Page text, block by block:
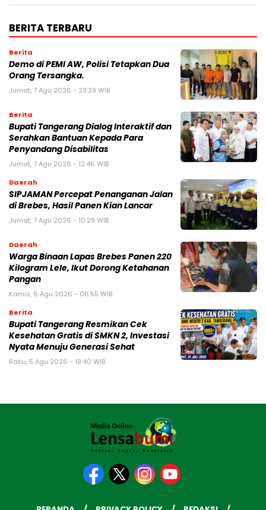
BERITA TERBARU
Berita
Demo di PEMI AW, Polisi Tetapkan Dua
Orang Tersangka.
Jumat, 7 Agu 2026 - 23:39 WIB
Berita
Bupati Tangerang Dialog Interaktif dan
Serahkan Bantuan Kepada Para
Penyandang Disabilitas
Jumat, 7 Agu 2026 - 12:46 WIB
Daerah
SIPJAMAN Percepat Penanganan Jalan
di Brebes, Hasil Panen Kian Lancar
Jumat, 7 Agu 2026 - 10:29 WIB
Daerah
Warga Binaan Lapas Brebes Panen 220
Kilogram Lele, Ikut Dorong Ketahanan
Pangan
Kamis, 6 Agu 2026 - 06:55 WIB
Berita
‎Bupati Tangerang Resmikan Cek
Kesehatan Gratis di SMKN 2, Investasi
Nyata Menuju Generasi Sehat
Rabu, 5 Agu 2026 - 19:40 WIB